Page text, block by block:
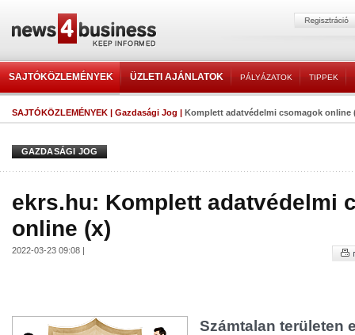
SAJTÓKÖZLEMÉNYEK ÜZLETI AJÁNLATOK PÁLYÁZATOK TIPPEK
SAJTÓKÖZLEMÉNYEK | Gazdasági Jog | Komplett adatvédelmi csomagok online
GAZDASÁGI JOG
ekrs.hu: Komplett adatvédelmi
online (x)
2022-03-23 09:08 |
Számtalan területen